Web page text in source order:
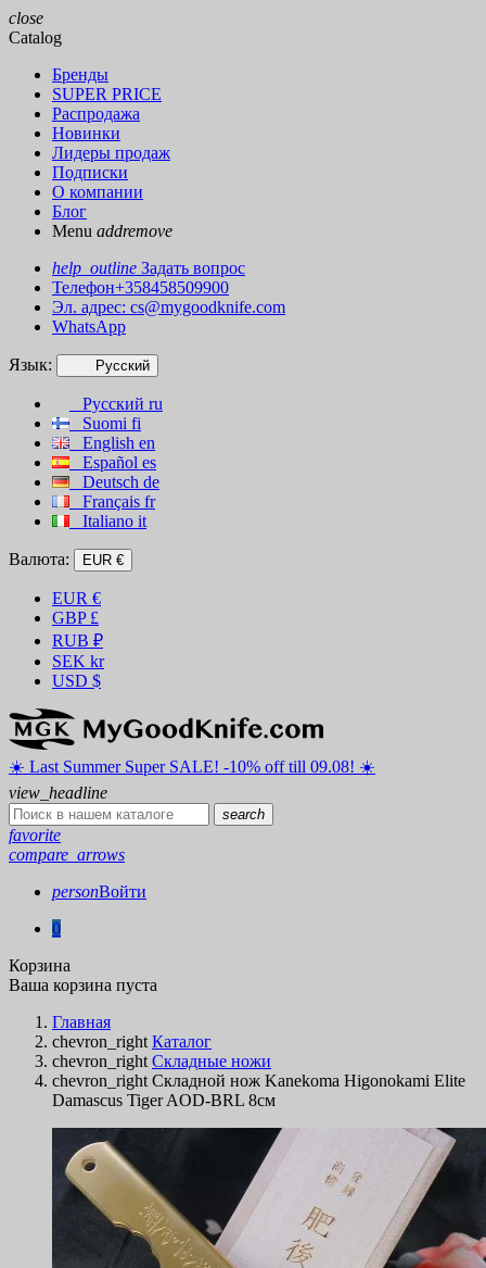
close
Catalog
Бренды
SUPER PRICE
Распродажа
Новинки
Лидеры продаж
Подписки
О компании
Блог
Menu addremove
help_outline Задать вопрос
Телефон+358458509900
Эл. адрес: cs@mygoodknife.com
WhatsApp
Язык: Русский
Русский ru
Suomi fi
English en
Español es
Deutsch de
Français fr
Italiano it
Валюта: EUR €
EUR €
GBP £
RUB ₽
SEK kr
USD $
☀️ ️Last Summer Super SALE! -10% off till 09.08! ☀️
view_headline
search
favorite
compare_arrows
personВойти
0
Корзина
Ваша корзина пуста
Главная
chevron_right Каталог
chevron_right Складные ножи
chevron_right Складной нож Kanekoma Higonokami Elite
Damascus Tiger AOD-BRL 8см